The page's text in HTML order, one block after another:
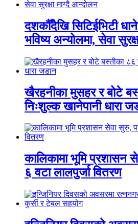
दशकौँदेखि सिटिईभिटी
भविष्य अन्योलमा, सेवा
खैरहनीका मुसहर र बोटे
निःशुल्क खानेपानी धारा
कालिकामा भूमि प्रशासन
६ वटा लालपुर्जा वितरण